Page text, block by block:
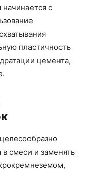
с
пластичность
цемента,
смеси и заменять